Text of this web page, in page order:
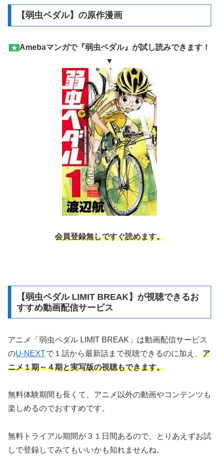
【弱虫ペダル】の原作漫画
★ Amebaマンガで『弱虫ペダル』が試し読みできます！
▼
会員登録無しですぐ読めます。
【弱虫ペダル LIMIT BREAK】が視聴できるお
すすめ動画配信サービス
アニメ「弱虫ペダル LIMIT BREAK」は動画配信サービス
のU-NEXTで１話から最新話まで視聴できるのに加え、 ア
ニメ１期～４期と実写版の視聴もできます。
無料体験期間も長くて、アニメ以外の動画やコンテンツも
楽しめるのでおすすめです。
無料トライアル期間が３１日間あるので、とりあえずお試
しで登録してみてもいいかも知れませんね。